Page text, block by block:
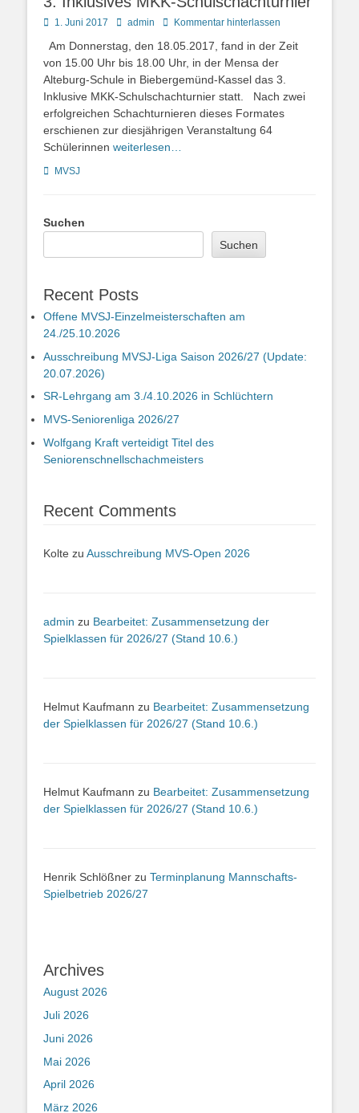
Posted
1. Juni 2017 Autoradmin Kommentar hinterlassen
Am Donnerstag, den 18.05.2017, fand in der Zeit
von 15.00 Uhr bis 18.00 Uhr, in der Mensa der
Alteburg-Schule in Biebergemünd-Kassel das 3.
Inklusive MKK-Schulschachturnier statt. Nach zwei
erfolgreichen Schachturnieren dieses Formates
erschienen zur diesjährigen Veranstaltung 64
Schülerinnen weiterlesen…
Kategorien
MVSJ
Suchen
Suchen
Recent Posts
Offene MVSJ-Einzelmeisterschaften am
24./25.10.2026
Ausschreibung MVSJ-Liga Saison 2026/27 (Update:
20.07.2026)
SR-Lehrgang am 3./4.10.2026 in Schlüchtern
MVS-Seniorenliga 2026/27
Wolfgang Kraft verteidigt Titel des
Seniorenschnellschachmeisters
Recent Comments
Kolte zu Ausschreibung MVS-Open 2026
admin zu Bearbeitet: Zusammensetzung der
Spielklassen für 2026/27 (Stand 10.6.)
Helmut Kaufmann zu Bearbeitet: Zusammensetzung
der Spielklassen für 2026/27 (Stand 10.6.)
Helmut Kaufmann zu Bearbeitet: Zusammensetzung
der Spielklassen für 2026/27 (Stand 10.6.)
Henrik Schlößner zu Terminplanung Mannschafts-
Spielbetrieb 2026/27
Archives
August 2026
Juli 2026
Juni 2026
Mai 2026
April 2026
März 2026